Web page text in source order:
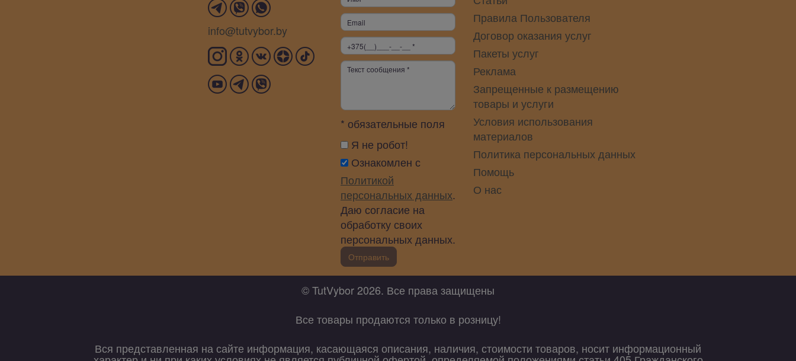
info@tutvybor.by
* обязательные поля
Я не робот!
Ознакомлен с
Политикой
персональных данных.
Даю согласие на
обработку своих
персональных данных.
Отправить
Правила Пользователя
Договор оказания услуг
Пакеты услуг
Реклама
Запрещенные к размещению
товары и услуги
Условия использования
материалов
Политика персональных данных
Помощь
О нас
© TutVybor 2026. Все права защищены
Все товары продаются только в розницу!
Вся представленная на сайте информация, касающаяся описания, наличия, стоимости товаров, носит информационный